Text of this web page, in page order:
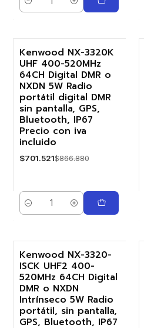
Cantidad
-19%
Kenwood NX-3320K
UHF 400-520MHz
64CH Digital DMR o
NXDN 5W Radio
portátil digital DMR
sin pantalla, GPS,
Bluetooth, IP67
Precio con iva
incluido
$701.521$866.880
Cantidad
-19%
Kenwood NX-3320-
ISCK UHF2 400-
520MHz 64CH Digital
DMR o NXDN
Intrínseco 5W Radio
portátil, sin pantalla,
GPS, Bluetooth, IP67